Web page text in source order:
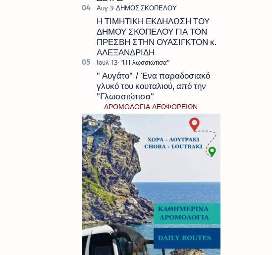
Η ΤΙΜΗΤΙΚΗ ΕΚΔΗΛΩΣΗ ΤΟΥ
ΔΗΜΟΥ ΣΚΟΠΕΛΟΥ ΓΙΑ ΤΟΝ
ΠΡΕΣΒΗ ΣΤΗΝ ΟΥΑΣΙΓΚΤΟΝ κ.
ΑΛΕΞΑΝΔΡΙΔΗ
" Αυγάτο" / Ένα παραδοσιακό
γλυκό του κουταλιού, από την
"Γλωσσιώτισα"
ΔΡΟΜΟΛΟΓΙΑ ΛΕΩΦΟΡΕΙΩΝ